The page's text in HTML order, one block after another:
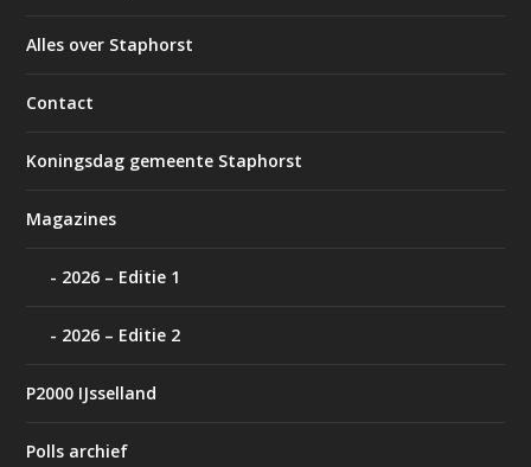
Alles over Staphorst
Contact
Koningsdag gemeente Staphorst
Magazines
2026 – Editie 1
2026 – Editie 2
P2000 IJsselland
Polls archief